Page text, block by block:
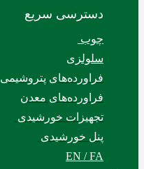
دسترسی سریع
چوب
سلولزی
فراورده‌های پتروشیمی
فراورده‌های معدن
تجهیزات خورشیدی
پنل خورشیدی
EN / FA